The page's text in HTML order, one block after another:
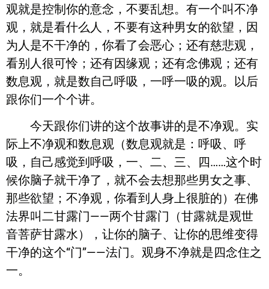
观就是控制你的意念，不要乱想。有一个叫不净
观，就是看什么人，不要有这种男女的欲望，因
为人是不干净的，你看了会恶心；还有慈悲观，
看别人很可怜；还有因缘观；还有念佛观；还有
数息观，就是数自己呼吸，一呼一吸的观。以后
跟你们一个个讲。
今天跟你们讲的这个故事讲的是不净观。实
际上不净观和数息观（数息观就是：呼吸、呼
吸，自己感觉到呼吸，一、二、三、四……这个时
候你脑子就干净了，就不会去想那些男女之事、
那些欲望；不净观，你看到人身上很脏的）在佛
法界叫二甘露门——两个甘露门（甘露就是观世
音菩萨甘露水），让你的脑子、让你的思维变得
干净的这个“门”——法门。观身不净就是四念住之
一。